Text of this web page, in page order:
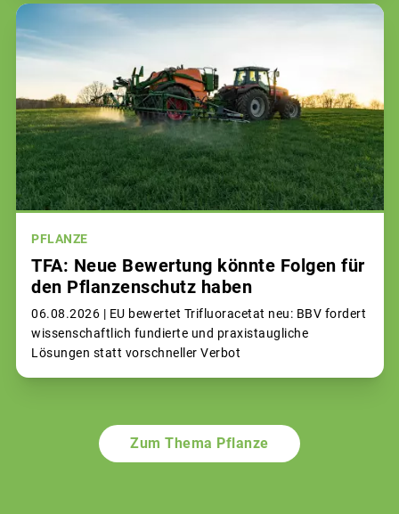
PFLANZE
TFA: Neue Bewertung könnte Folgen für
den Pflanzenschutz haben
06.08.2026 | EU bewertet Trifluoracetat neu: BBV fordert
wissenschaftlich fundierte und praxistaugliche
Lösungen statt vorschneller Verbot
Zum Thema Pflanze